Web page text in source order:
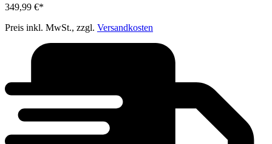
349,99 €*
Preis inkl. MwSt., zzgl. Versandkosten